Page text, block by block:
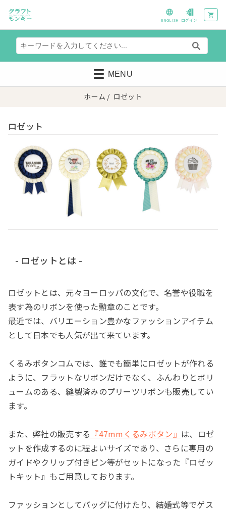
ログイン
ENGLISH
MENU
ホーム / ロゼット
ロゼット
- ロゼットとは -
ロゼットとは、元々ヨーロッパの文化で、名誉や役職を
表す為のリボンを使った勲章のことです。
最近では、バリエーション豊かなファッションアイテム
として日本でも人気が出て来ています。
くるみボタンコムでは、誰でも簡単にロゼットが作れる
ように、フラットなリボンだけでなく、ふんわりとボリ
ュームのある、縫製済みのプリーツリボンも販売してい
ます。
また、弊社の販売する 『47mmくるみボタン』 は、ロゼ
ットを作成するのに程よいサイズであり、さらに専用の
ガイドやクリップ付きピン等がセットになった『ロゼッ
トキット』もご用意しております。
ファッションとしてバッグに付けたり、結婚式等でゲス